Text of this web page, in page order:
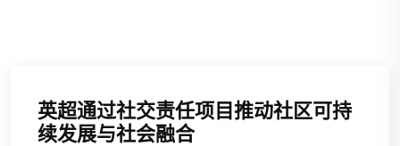
英超通过社交责任项目推动社区可持
续发展与社会融合